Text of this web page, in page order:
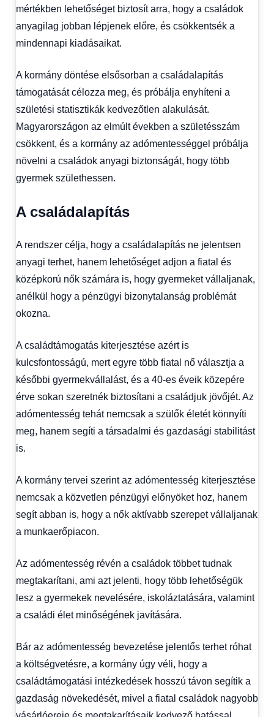
mértékben lehetőséget biztosít arra, hogy a családok
anyagilag jobban lépjenek előre, és csökkentsék a
mindennapi kiadásaikat.
A kormány döntése elsősorban a családalapítás
támogatását célozza meg, és próbálja enyhíteni a
születési statisztikák kedvezőtlen alakulását.
Magyarországon az elmúlt években a születésszám
csökkent, és a kormány az adómentességgel próbálja
növelni a családok anyagi biztonságát, hogy több
gyermek születhessen.
A családalapítás
A rendszer célja, hogy a családalapítás ne jelentsen
anyagi terhet, hanem lehetőséget adjon a fiatal és
középkorú nők számára is, hogy gyermeket vállaljanak,
anélkül hogy a pénzügyi bizonytalanság problémát
okozna.
A családtámogatás kiterjesztése azért is
kulcsfontosságú, mert egyre több fiatal nő választja a
későbbi gyermekvállalást, és a 40-es éveik közepére
érve sokan szeretnék biztosítani a családjuk jövőjét. Az
adómentesség tehát nemcsak a szülők életét könnyíti
meg, hanem segíti a társadalmi és gazdasági stabilitást
is.
A kormány tervei szerint az adómentesség kiterjesztése
nemcsak a közvetlen pénzügyi előnyöket hoz, hanem
segít abban is, hogy a nők aktívabb szerepet vállaljanak
a munkaerőpiacon.
Az adómentesség révén a családok többet tudnak
megtakarítani, ami azt jelenti, hogy több lehetőségük
lesz a gyermekek nevelésére, iskoláztatására, valamint
a családi élet minőségének javítására.
Bár az adómentesség bevezetése jelentős terhet róhat
a költségvetésre, a kormány úgy véli, hogy a
családtámogatási intézkedések hosszú távon segítik a
gazdaság növekedését, mivel a fiatal családok nagyobb